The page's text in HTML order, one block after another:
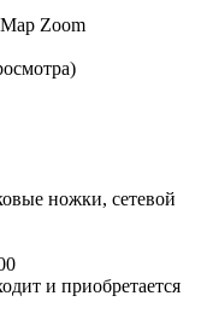
Zoom
ножки, сетевой
и приобретается